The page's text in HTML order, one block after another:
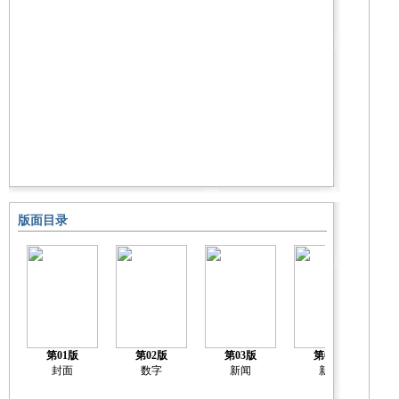
版面目录
第01版
封面
第02版
数字
第03版
新闻
第04版
新闻